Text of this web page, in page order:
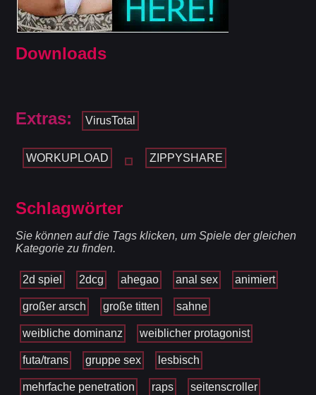
Downloads
Extras: VirusTotal
WORKUPLOAD ZIPPYSHARE
Schlagwörter
Sie können auf die Tags klicken, um Spiele der gleichen
Kategorie zu finden.
2d spiel 2dcg ahegao anal sex animiert
großer arsch große titten sahne
weibliche dominanz weiblicher protagonist
futa/trans gruppe sex lesbisch
mehrfache penetration raps seitenscroller